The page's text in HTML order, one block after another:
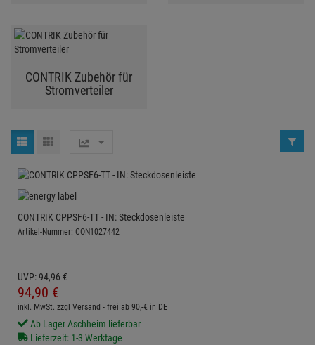
CONTRIK Zubehör für
Stromverteiler
CONTRIK CPPSF6-TT - IN: Steckdosenleiste
Artikel-Nummer: CON1027442
UVP:94,96 €
94,90 €
inkl. MwSt. zzgl Versand - frei ab 90,-€ in DE
Ab Lager Aschheim lieferbar
Lieferzeit: 1-3 Werktage